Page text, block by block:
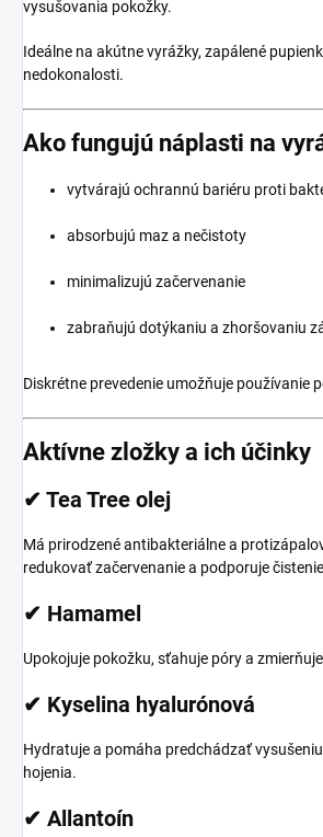
vysušovania pokožky.
Ideálne na akútne vyrážky, zapálené
nedokonalosti.
Ako fungujú náplasti na
vytvárajú ochrannú bariéru proti
absorbujú maz a nečistoty
minimalizujú začervenanie
zabraňujú dotýkaniu a zhoršovaniu
Diskrétne prevedenie umožňuje používanie
Aktívne zložky a ich účinky
✔ Tea Tree olej
Má prirodzené antibakteriálne a
redukovať začervenanie a podporuje
✔ Hamamel
Upokojuje pokožku, sťahuje póry a
✔ Kyselina hyalurónová
Hydratuje a pomáha predchádzať
hojenia.
✔ Allantoín